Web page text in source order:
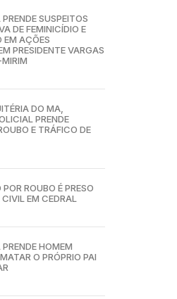
SUSPEITOS
DE FEMINICÍDIO E
EM AÇÕES
PRESIDENTE VARGAS
DO MA,
PRENDE
E TRÁFICO DE
ROUBO É PRESO
EM CEDRAL
HOMEM
O PRÓPRIO PAI